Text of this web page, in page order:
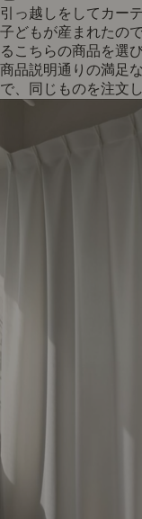
引っ越しをしてカー
子どもが産まれたの
るこちらの商品を選
商品説明通りの満足
で、同じものを注文